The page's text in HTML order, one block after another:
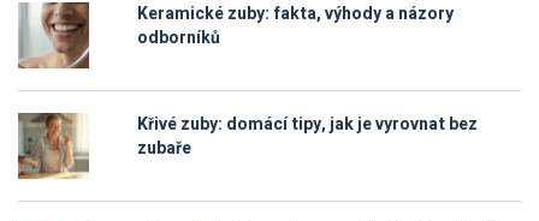
Keramické zuby: fakta, výhody a názory
odborníků
Křivé zuby: domácí tipy, jak je vyrovnat bez
zubaře